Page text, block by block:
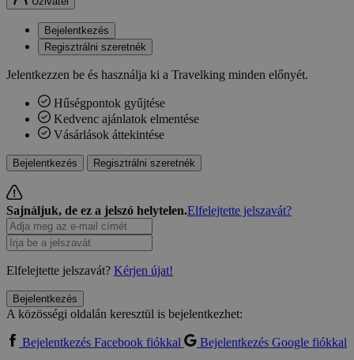
Bejelentkezés
Regisztrálni szeretnék
Jelentkezzen be és használja ki a Travelking minden előnyét.
Hűségpontok gyűjtése
Kedvenc ajánlatok elmentése
Vásárlások áttekintése
Bejelentkezés Regisztrálni szeretnék
Sajnáljuk, de ez a jelszó helytelen.Elfelejtette jelszavát?
Elfelejtette jelszavát? Kérjen újat!
Bejelentkezés
A közösségi oldalán keresztül is bejelentkezhet:
Bejelentkezés Facebook fiókkal
Bejelentkezés Google fiókkal